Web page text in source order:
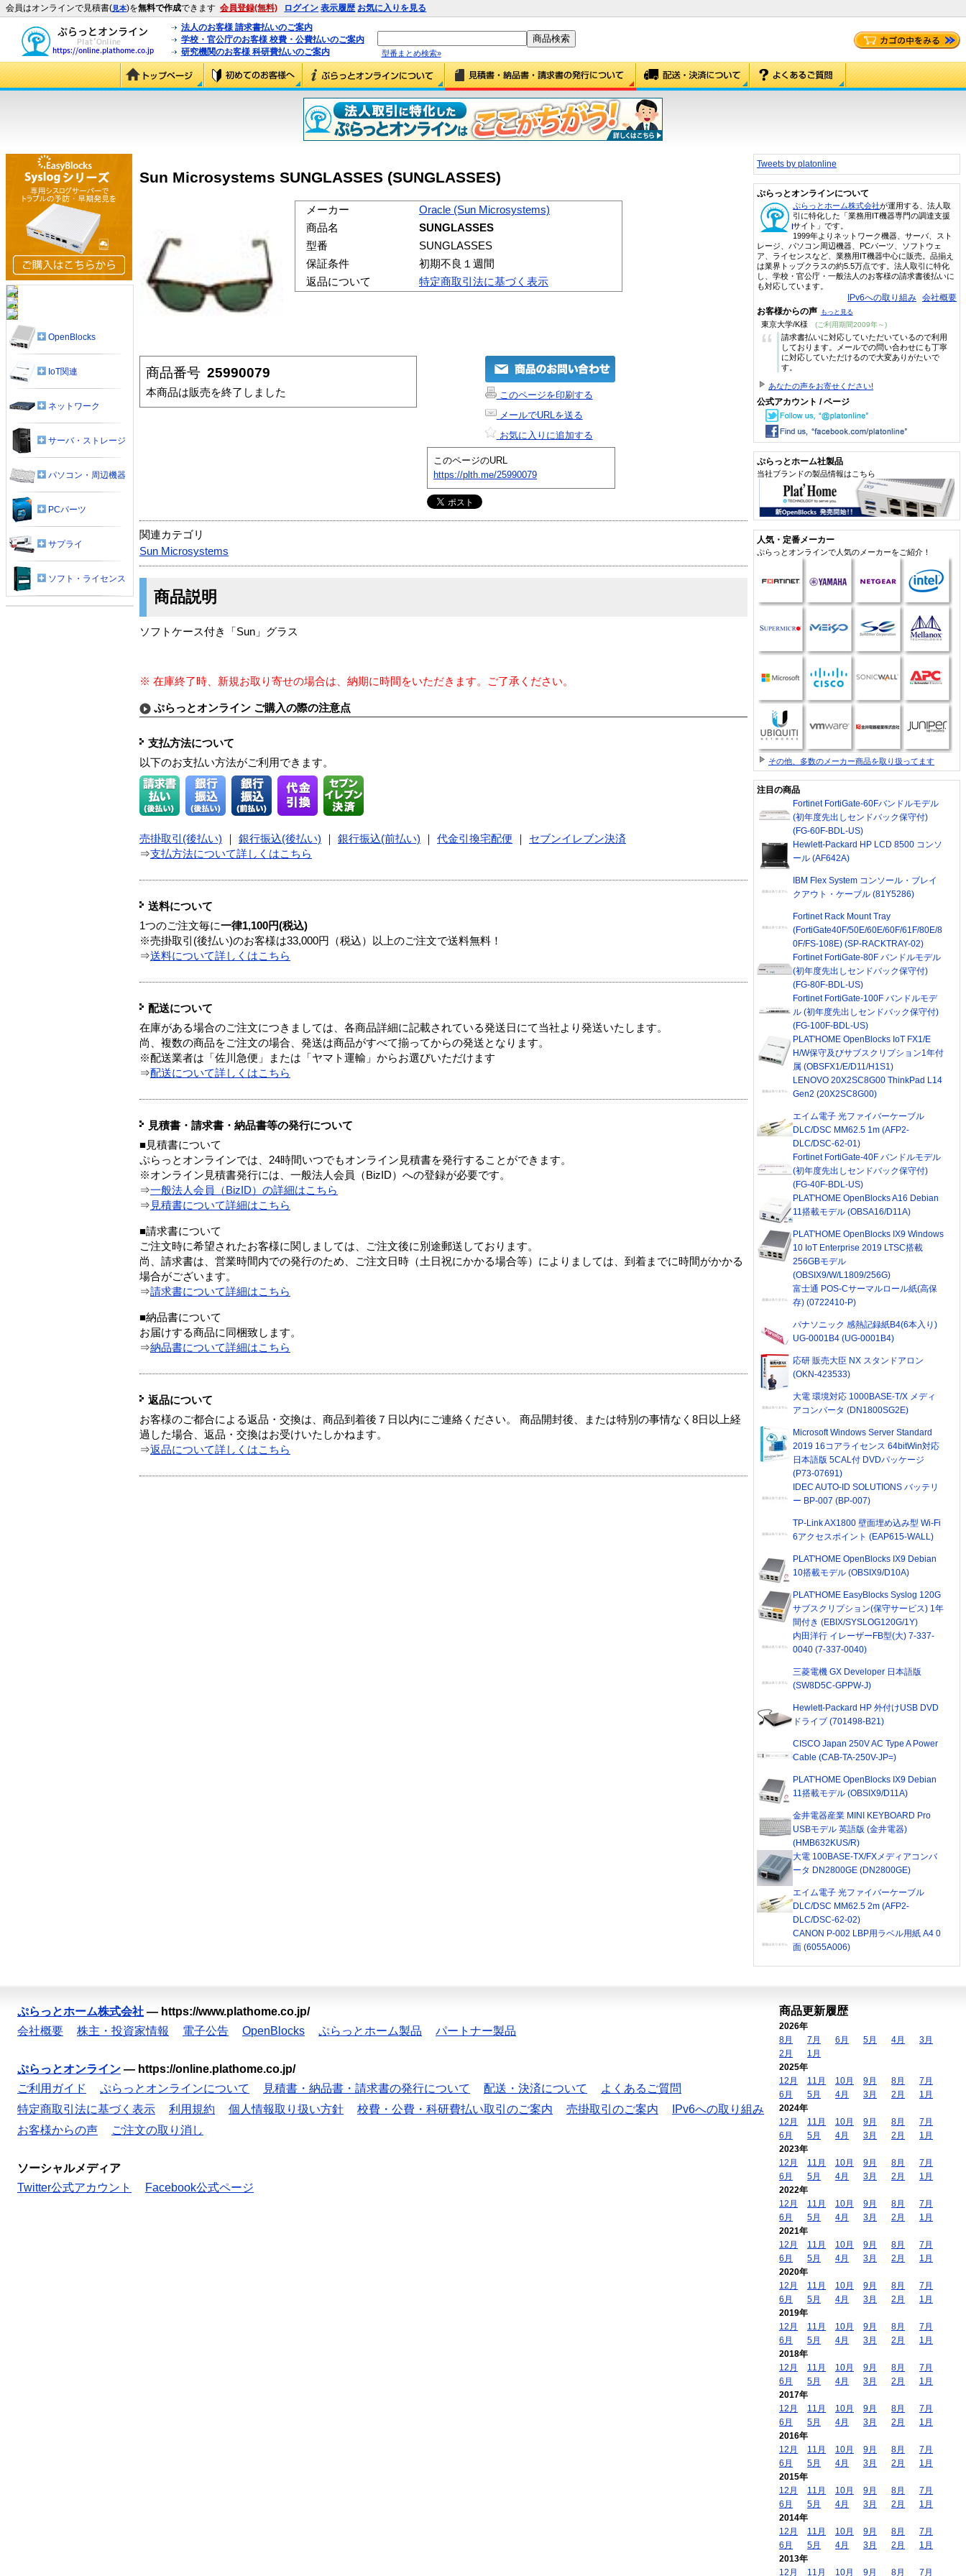
会員はオンラインで見積書(見本)を無料で作成できます 会員登録(無料) ログイン 表示履歴 お気に入りを見る
法人のお客様 請求書払いのご案内
学校・官公庁のお客様 校費・公費払いのご案内
研究機関のお客様 科研費払いのご案内
型番まとめ検索»
Sun Microsystems SUNGLASSES (SUNGLASSES)
メーカー
Oracle (Sun Microsystems)
商品名
SUNGLASSES
型番
SUNGLASSES
保証条件
初期不良１週間
返品について
特定商取引法に基づく表示
商品番号 25990079
本商品は販売を終了しました
このページを印刷する
メールでURLを送る
お気に入りに追加する
このページのURL
https://plth.me/25990079
関連カテゴリ
Sun Microsystems
商品説明
ソフトケース付き「Sun」グラス
※ 在庫終了時、新規お取り寄せの場合は、納期に時間をいただきます。ご了承ください。
ぷらっとオンライン ご購入の際の注意点
支払方法について
以下のお支払い方法がご利用できます。
売掛取引(後払い) 銀行振込(後払い) 銀行振込(前払い) 代金引換宅配便
セブンイレブン決済
⇒支払方法について詳しくはこちら
送料について
1つのご注文毎に一律1,100円(税込)
※売掛取引(後払い)のお客様は33,000円（税込）以上のご注文で送料無料！
⇒送料について詳しくはこちら
配送について
在庫がある場合のご注文につきましては、各商品詳細に記載されている発送日にて当社より発送いたします。
尚、複数の商品をご注文の場合、発送は商品がすべて揃ってからの発送となります。
※配送業者は「佐川急便」または「ヤマト運輸」からお選びいただけます
⇒配送について詳しくはこちら
見積書・請求書・納品書等の発行について
■見積書について
ぷらっとオンラインでは、24時間いつでもオンライン見積書を発行することができます。
※オンライン見積書発行には、一般法人会員（BizID）への登録が必要です。
⇒一般法人会員（BizID）の詳細はこちら
⇒ 見積書について詳細はこちら
■請求書について
ご注文時に希望されたお客様に関しましては、ご注文後に別途郵送しております。
尚、請求書は、営業時間内での発行のため、ご注文日時（土日祝にかかる場合等）によりましては、到着までに時間がかかる
場合がございます。
⇒請求書について詳細はこちら
■納品書について
お届けする商品に同梱致します。
⇒納品書について詳細はこちら
返品について
お客様のご都合による返品・交換は、商品到着後７日以内にご連絡ください。 商品開封後、または特別の事情なく8日以上経
過した場合、返品・交換はお受けいたしかねます。
⇒返品について詳しくはこちら
OpenBlocks
IoT関連
ネットワーク
サーバ・ストレージ
パソコン・周辺機器
PCパーツ
サプライ
ソフト・ライセンス
Tweets by platonline
ぷらっとオンラインについて
ぷらっとホーム株式会社が運用する、法人取
引に特化した「業務用IT機器専門の調達支援
サイト」です。
1999年よりネットワーク機器、サーバ、スト
レージ、パソコン周辺機器、PCパーツ、ソフトウェ
ア、ライセンスなど、業務用IT機器中心に販売。品揃え
は業界トップクラスの約5.5万点です。法人取引に特化
し、学校・官公庁・一般法人のお客様の請求書後払いに
も対応しています。
IPv6への取り組み 会社概要
お客様からの声 もっと見る
東京大学/K様 (ご利用期間2009年～)
“
請求書払いに対応していただいているので利用
しております。メールでの問い合わせにも丁寧
に対応していただけるので大変ありがたいで
す。
あなたの声をお寄せください!
公式アカウント / ページ
ぷらっとホーム社製品
当社ブランドの製品情報はこちら
人気・定番メーカー
ぷらっとオンラインで人気のメーカーをご紹介！
その他、多数のメーカー商品を取り扱ってます
注目の商品
Fortinet FortiGate-60Fバンドルモデル
(初年度先出しセンドバック保守付)
(FG-60F-BDL-US)
Hewlett-Packard HP LCD 8500 コンソ
ール (AF642A)
IBM Flex System コンソール・ブレイ
クアウト・ケーブル (81Y5286)
Fortinet Rack Mount Tray
(FortiGate40F/50E/60E/60F/61F/80E/8
0F/FS-108E) (SP-RACKTRAY-02)
Fortinet FortiGate-80F バンドルモデル
(初年度先出しセンドバック保守付)
(FG-80F-BDL-US)
Fortinet FortiGate-100F バンドルモデ
ル (初年度先出しセンドバック保守付)
(FG-100F-BDL-US)
PLAT'HOME OpenBlocks IoT FX1/E
H/W保守及びサブスクリプション1年付
属 (OBSFX1/E/D11/H1S1)
LENOVO 20X2SC8G00 ThinkPad L14
Gen2 (20X2SC8G00)
エイム電子 光ファイバーケーブル
DLC/DSC MM62.5 1m (AFP2-
DLC/DSC-62-01)
Fortinet FortiGate-40F バンドルモデル
(初年度先出しセンドバック保守付)
(FG-40F-BDL-US)
PLAT'HOME OpenBlocks A16 Debian
11搭載モデル (OBSA16/D11A)
PLAT'HOME OpenBlocks IX9 Windows
10 IoT Enterprise 2019 LTSC搭載
256GBモデル
(OBSIX9/W/L1809/256G)
富士通 POS-Cサーマルロール紙(高保
存) (0722410-P)
パナソニック 感熱記録紙B4(6本入り)
UG-0001B4 (UG-0001B4)
応研 販売大臣 NX スタンドアロン
(OKN-423533)
大電 環境対応 1000BASE-T/X メディ
アコンバータ (DN1800SG2E)
Microsoft Windows Server Standard
2019 16コアライセンス 64bitWin対応
日本語版 5CAL付 DVDパッケージ
(P73-07691)
IDEC AUTO-ID SOLUTIONS バッテリ
ー BP-007 (BP-007)
TP-Link AX1800 壁面埋め込み型 Wi-Fi
6アクセスポイント (EAP615-WALL)
PLAT'HOME OpenBlocks IX9 Debian
10搭載モデル (OBSIX9/D10A)
PLAT'HOME EasyBlocks Syslog 120G
サブスクリプション(保守サービス) 1年
間付き (EBIX/SYSLOG120G/1Y)
内田洋行 イレーザーFB型(大) 7-337-
0040 (7-337-0040)
三菱電機 GX Developer 日本語版
(SW8D5C-GPPW-J)
Hewlett-Packard HP 外付けUSB DVD
ドライブ (701498-B21)
CISCO Japan 250V AC Type A Power
Cable (CAB-TA-250V-JP=)
PLAT'HOME OpenBlocks IX9 Debian
11搭載モデル (OBSIX9/D11A)
金井電器産業 MINI KEYBOARD Pro
USBモデル 英語版 (金井電器)
(HMB632KUS/R)
大電 100BASE-TX/FXメディアコンバ
ータ DN2800GE (DN2800GE)
エイム電子 光ファイバーケーブル
DLC/DSC MM62.5 2m (AFP2-
DLC/DSC-62-02)
CANON P-002 LBP用ラベル用紙 A4 0
面 (6055A006)
ぷらっとホーム株式会社 — https://www.plathome.co.jp/
会社概要
株主・投資家情報 電子公告 OpenBlocks ぷらっとホーム製品 パートナー製品
ぷらっとオンライン — https://online.plathome.co.jp/
ご利用ガイド
ぷらっとオンラインについて 見積書・納品書・請求書の発行について 配送・決済について
よくあるご質問
特定商取引法に基づく表示
利用規約 個人情報取り扱い方針 校費・公費・科研費払い取引のご案内 売掛取引のご案内
IPv6への取り組み
お客様からの声
ご注文の取り消し
ソーシャルメディア
Twitter公式アカウント
Facebook公式ページ
商品更新履歴
2026年
8月
7月 6月 5月 4月
3月
2月
1月
2025年
12月
11月 10月 9月 8月
7月
6月
5月 4月 3月 2月
1月
2024年
12月
11月 10月 9月 8月
7月
6月
5月 4月 3月 2月
1月
2023年
12月
11月 10月 9月 8月
7月
6月
5月 4月 3月 2月
1月
2022年
12月
11月 10月 9月 8月
7月
6月
5月 4月 3月 2月
1月
2021年
12月
11月 10月 9月 8月
7月
6月
5月 4月 3月 2月
1月
2020年
12月
11月 10月 9月 8月
7月
6月
5月 4月 3月 2月
1月
2019年
12月
11月 10月 9月 8月
7月
6月
5月 4月 3月 2月
1月
2018年
12月
11月 10月 9月 8月
7月
6月
5月 4月 3月 2月
1月
2017年
12月
11月 10月 9月 8月
7月
6月
5月 4月 3月 2月
1月
2016年
12月
11月 10月 9月 8月
7月
6月
5月 4月 3月 2月
1月
2015年
12月
11月 10月 9月 8月
7月
6月
5月 4月 3月 2月
1月
2014年
12月
11月 10月 9月 8月
7月
6月
5月 4月 3月 2月
1月
2013年
12月
11月 10月 9月 8月 7月